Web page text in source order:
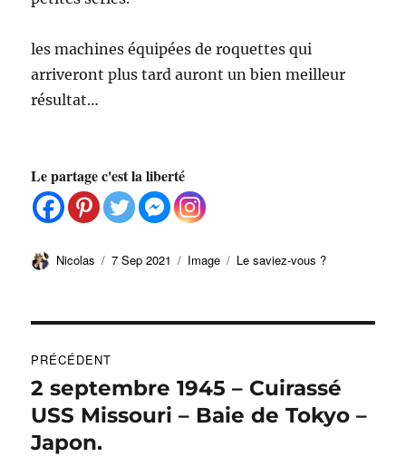
les machines équipées de roquettes qui
arriveront plus tard auront un bien meilleur
résultat…
Le partage c'est la liberté
Auteur
Nicolas
Publié
7 Sep 2021 Format
Image Catégories
Le saviez-vous ?
de
l’article
PRÉCÉDENT
Publication
précédente :
2 septembre 1945 – Cuirassé
USS Missouri – Baie de Tokyo –
Japon.